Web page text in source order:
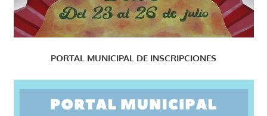
PORTAL MUNICIPAL DE INSCRIPCIONES